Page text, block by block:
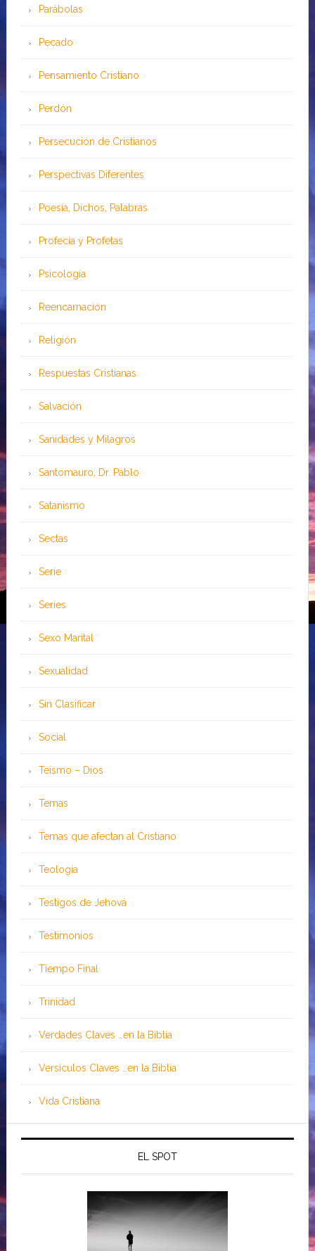
Parábolas
Pecado
Pensamiento Cristiano
Perdón
Persecución de Cristianos
Perspectivas Diferentes
Poesía, Dichos, Palabras
Profecía y Profetas
Psicología
Reencarnación
Religión
Respuestas Cristianas
Salvación
Sanidades y Milagros
Santomauro, Dr. Pablo
Satanismo
Sectas
Serie
Series
Sexo Marital
Sexualidad
Sin Clasificar
Social
Teísmo – Dios
Temas
Temas que afectan al Cristiano
Teología
Testigos de Jehová
Testimonios
Tiempo Final
Trinidad
Verdades Claves …en la Biblia
Versículos Claves …en la Biblia
Vida Cristiana
EL SPOT